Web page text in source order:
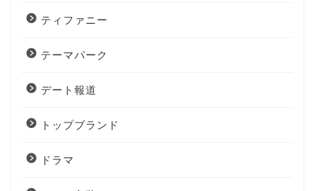
ティファニー
テーマパーク
デート報道
トップブランド
ドラマ